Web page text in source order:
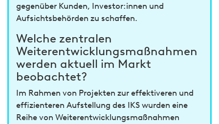
gegenüber Kunden, Investor:innen und
Aufsichtsbehörden zu schaffen.
Welche zentralen
Weiterentwicklungsmaßnahmen
werden aktuell im Markt
beobachtet?
Im Rahmen von Projekten zur effektiveren und
effizienteren Aufstellung des IKS wurden eine
Reihe von Weiterentwicklungsmaßnahmen